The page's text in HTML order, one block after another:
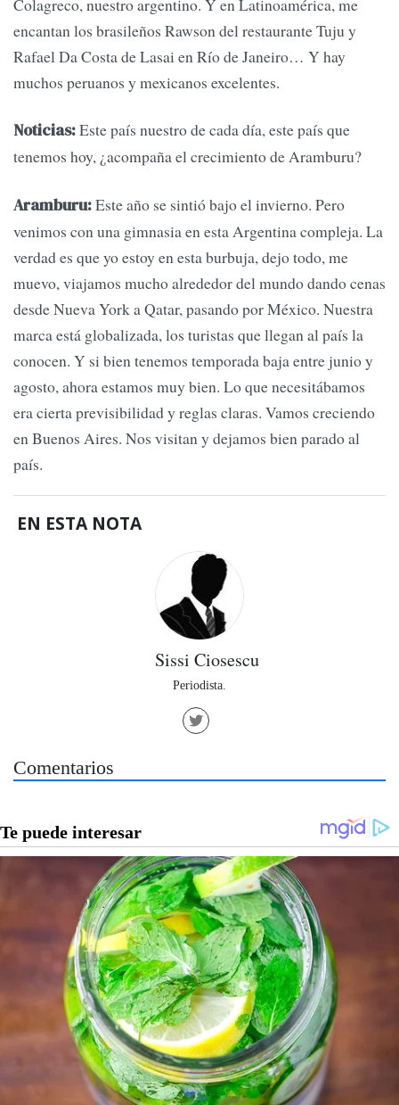
Colagreco, nuestro argentino. Y en Latinoamérica, me
encantan los brasileños Rawson del restaurante Tuju y
Rafael Da Costa de Lasai en Río de Janeiro… Y hay
muchos peruanos y mexicanos excelentes.
Noticias:Este país nuestro de cada día, este país que
tenemos hoy, ¿acompaña el crecimiento de Aramburu?
Aramburu:Este año se sintió bajo el invierno. Pero
venimos con una gimnasia en esta Argentina compleja. La
verdad es que yo estoy en esta burbuja, dejo todo, me
muevo, viajamos mucho alrededor del mundo dando cenas
desde Nueva York a Qatar, pasando por México. Nuestra
marca está globalizada, los turistas que llegan al país la
conocen. Y si bien tenemos temporada baja entre junio y
agosto, ahora estamos muy bien. Lo que necesitábamos
era cierta previsibilidad y reglas claras. Vamos creciendo
en Buenos Aires. Nos visitan y dejamos bien parado al
país.
EN ESTA NOTA
Sissi Ciosescu
Periodista.
Comentarios